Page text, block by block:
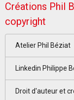
Créations Phil
copyright
Atelier Phil Béziat
Linkedin Philippe
Droit d'auteur et